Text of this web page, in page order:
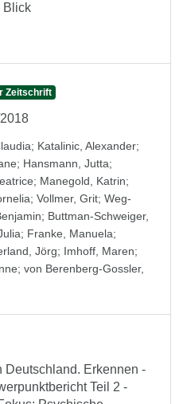
Blick
Zeitschrift
; Katalinic, Alexander;
; Hansmann, Jutta;
; Manegold, Katrin;
; Vollmer, Grit; Weg-
; Buttman-Schweiger,
; Franke, Manuela;
Jörg; Imhoff, Maren;
; von Berenberg-Gossler,
Deutschland. Erkennen -
Teil 2 -